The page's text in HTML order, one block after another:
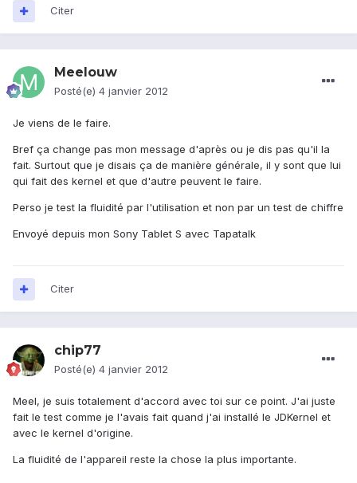
Citer
Meelouw
Posté(e) 4 janvier 2012
Je viens de le faire.
Bref ça change pas mon message d'après ou je dis pas qu'il la
fait. Surtout que je disais ça de manière générale, il y sont que lui
qui fait des kernel et que d'autre peuvent le faire.
Perso je test la fluidité par l'utilisation et non par un test de chiffre
Envoyé depuis mon Sony Tablet S avec Tapatalk
Citer
chip77
Posté(e) 4 janvier 2012
Meel, je suis totalement d'accord avec toi sur ce point. J'ai juste
fait le test comme je l'avais fait quand j'ai installé le JDKernel et
avec le kernel d'origine.
La fluidité de l'appareil reste la chose la plus importante.